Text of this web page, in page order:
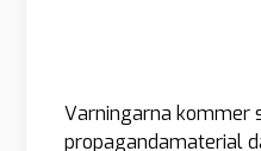
Varningarna kommer
propagandamaterial